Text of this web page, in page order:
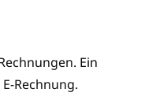
Ein
Rechnung.